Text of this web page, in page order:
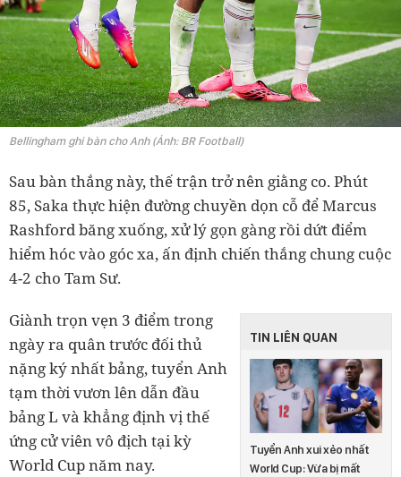
Bellingham ghi bàn cho Anh (Ảnh: BR Football)
Sau bàn thắng này, thế trận trở nên giằng co. Phút
85, Saka thực hiện đường chuyền dọn cỗ để Marcus
Rashford băng xuống, xử lý gọn gàng rồi dứt điểm
hiểm hóc vào góc xa, ấn định chiến thắng chung cuộc
4-2 cho Tam Sư.
TIN LIÊN QUAN
Tuyển Anh xui xẻo nhất
World Cup: Vừa bị mất
Giành trọn vẹn 3 điểm trong
ngày ra quân trước đối thủ
nặng ký nhất bảng, tuyển Anh
tạm thời vươn lên dẫn đầu
bảng L và khẳng định vị thế
ứng cử viên vô địch tại kỳ
World Cup năm nay.